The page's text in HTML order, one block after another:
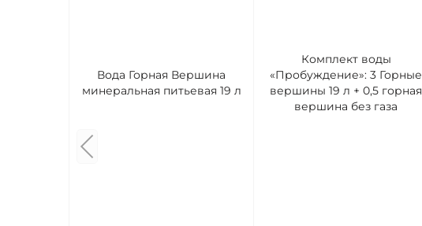
Вода Горная Вершина
минеральная питьевая 19 л
Комплект воды
«Пробуждение»: 3 Горные
вершины 19 л + 0,5 горная
вершина без газа